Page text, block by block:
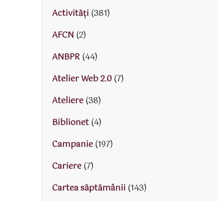
Activităţi (381)
AFCN (2)
ANBPR(44)
Atelier Web 2.0(7)
Ateliere(38)
Biblionet(4)
Campanie(197)
Cariere(7)
Cartea săptămânii (143)